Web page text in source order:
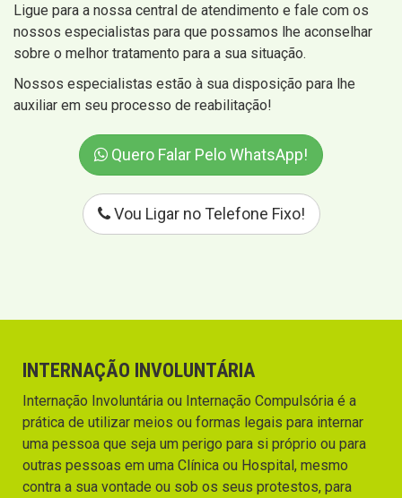
Ligue para a nossa central de atendimento e fale com os
nossos especialistas para que possamos lhe aconselhar
sobre o melhor tratamento para a sua situação.
Nossos especialistas estão à sua disposição para lhe
auxiliar em seu processo de reabilitação!
Quero Falar Pelo WhatsApp!
Vou Ligar no Telefone Fixo!
INTERNAÇÃO INVOLUNTÁRIA
Internação Involuntária ou Internação Compulsória é a
prática de utilizar meios ou formas legais para internar
uma pessoa que seja um perigo para si próprio ou para
outras pessoas em uma Clínica ou Hospital, mesmo
contra a sua vontade ou sob os seus protestos, para